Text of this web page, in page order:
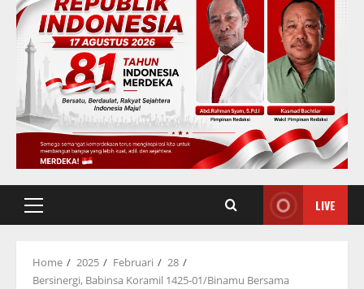
Primary
LIVE
Home 2025 Februari
28
Bersinergi, Babinsa Koramil 1425-01/Binamu Bersama